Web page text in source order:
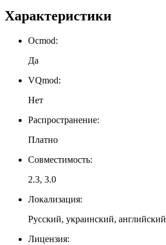
Характеристики
Ocmod:
Да
VQmod:
Нет
Распространение:
Платно
Совместимость:
2.3, 3.0
Локализация:
Русский, украинский, английский
Лицензия: